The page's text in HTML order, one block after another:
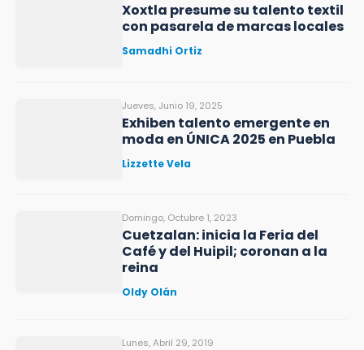
Xoxtla presume su talento textil
con pasarela de marcas locales
Samadhi Ortiz
Jueves, Junio 19, 2025
Exhiben talento emergente en
moda en ÚNICA 2025 en Puebla
Lizzette Vela
Domingo, Octubre 1, 2023
Cuetzalan: inicia la Feria del
Café y del Huipil; coronan a la
reina
Oldy Olán
Lunes, Abril 29, 2019